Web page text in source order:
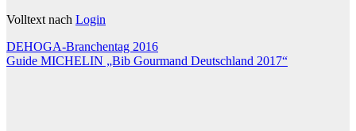
Volltext nach Login
Beitragsnavigation
DEHOGA-Branchentag 2016
Guide MICHELIN „Bib Gourmand Deutschland 2017“